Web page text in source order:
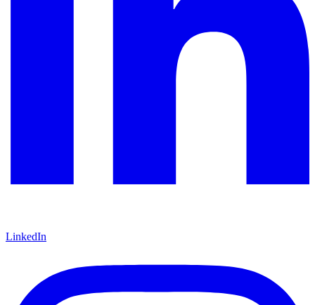
LinkedIn